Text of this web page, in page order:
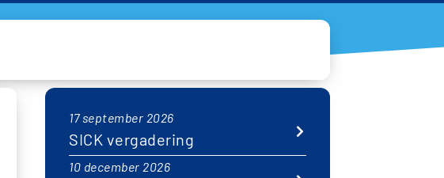
17 september 2026
SICK vergadering
10 december 2026